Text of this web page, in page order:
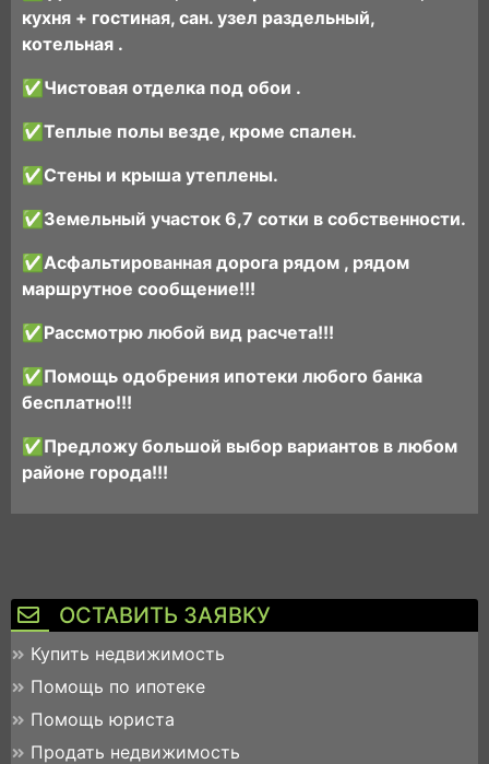
ОСТАВИТЬ ЗАЯВКУ
Купить недвижимость
Помощь по ипотеке
Помощь юриста
Продать недвижимость
куxня + гоcтиная, caн. узел рaздельный,
котельная .
✅Чистовая отделка под обои .
✅Теплые полы везде, кроме спален.
✅Стены и крыша утеплены.
✅Земельный участок 6,7 сотки в собственности.
✅Асфальтированная дорога рядом , рядом
маршрутное сообщение!!!
✅Рассмотрю любой вид расчета!!!
✅Помощь одобрения ипотеки любого банка
бесплатно!!!
✅Предложу большой выбор вариантов в любом
районе города!!!